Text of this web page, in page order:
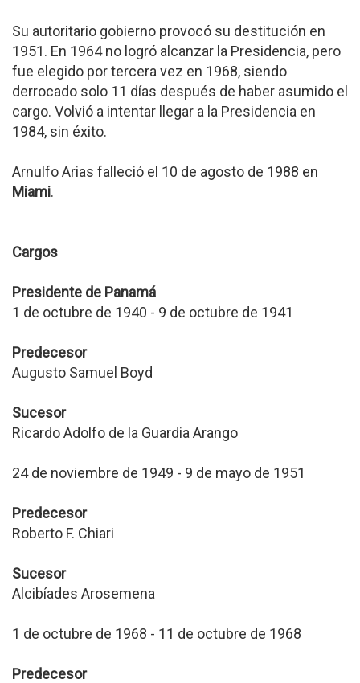
Su autoritario gobierno provocó su destitución en
1951. En 1964 no logró alcanzar la Presidencia, pero
fue elegido por tercera vez en 1968, siendo
derrocado solo 11 días después de haber asumido el
cargo. Volvió a intentar llegar a la Presidencia en
1984, sin éxito.
Arnulfo Arias falleció el 10 de agosto de 1988 en
Miami.
Cargos
Presidente de Panamá
1 de octubre de 1940 - 9 de octubre de 1941
Predecesor
Augusto Samuel Boyd
Sucesor
Ricardo Adolfo de la Guardia Arango
24 de noviembre de 1949 - 9 de mayo de 1951
Predecesor
Roberto F. Chiari
Sucesor
Alcibíades Arosemena
1 de octubre de 1968 - 11 de octubre de 1968
Predecesor